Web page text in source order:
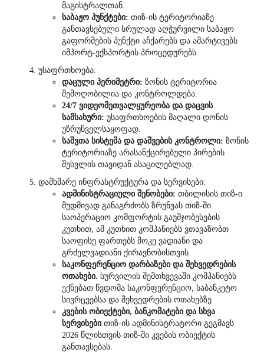
მაგისტრალთან.
საბაჟო პუნქტები: თიზ-ის ტერიტორიაზე
განთავსებული სრულად აღჭურვილი საბაჟო
გაფორმების პუნქტი აჩქარებს და ამარტივებს
იმპორტ-ექსპორტის პროცედურებს.
უსაფრთხოება:
დაცული პერიმეტრი: ზონის ტერიტორია
შემოღობილია და კონტროლდება.
24/7 ვიდეომეთვალყურეობა და დაცვის
სამსახური: უსაფრთხოების მაღალი დონის
უზრუნველსაყოფად.
საშვთა სისტემა და დაშვების კონტროლი: ზონის
ტერიტორიაზე არასანქცირებული პირების
შესვლის თავიდან ასაცილებლად.
დამხმარე ინფრასტრუქტურა და სერვისები:
ადმინისტრაციული შენობები: თბილისის თიზ-ი
მუდმივად განაგრძობს ზრუნვას თიზ-ში
საოპერაციო კომფორტის გაუმჯობესების
კუთხით, ამ კუთხით კომპანიებს ვთავაზობთ
საოფისე ფართებს მოკე ვადიანი და
გრძელვადიანი ქირავნობისთვის.
საკონფერენციო დარბაზები და შეხვედრების
ოთახები. სურვილის შემთხვევაში კომპანიებს
ექნებათ წვდომა საკონფერენციო, საბანკეტო
სივრცეებსა და შეხვედრების ოთახებზე
კვების ობიექტები, ბანკომატები და სხვა
სერვისები თიზ-ის ადმინისტრატორი გეგმავს
2026 წლისთვის თიზ-ში კვების ობიექტის
განთავსებას.